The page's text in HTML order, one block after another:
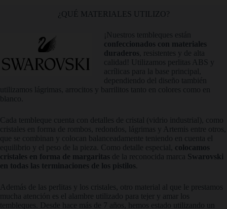
¿QUÉ MATERIALES UTILIZO?
¡Nuestros tembleques están
confeccionados con materiales
duraderos , resistentes y de alta
calidad! Utilizamos perlitas ABS y
acrílicas para la base principal,
dependiendo del diseño también
utilizamos lágrimas, arrocitos y barrilitos tanto en colores como en
blanco.
Cada tembleque cuenta con detalles de cristal (vidrio industrial), como
cristales en forma de rombos, redondos, lágrimas y Artemis entre otros,
que se combinan y colocan balanceadamente teniendo en cuenta el
equilibrio y el peso de la pieza. Como detalle especial, colocamos
cristales en forma de margaritas de la reconocida marca Swarovski
en todas las terminaciones de los pistilos
Además de las perlitas y los cristales, otro material al que le prestamos
mucha atención es el alambre utilizado para tejer y amar los
tembleques. Desde hace más de 7 años, hemos estado utilizando un